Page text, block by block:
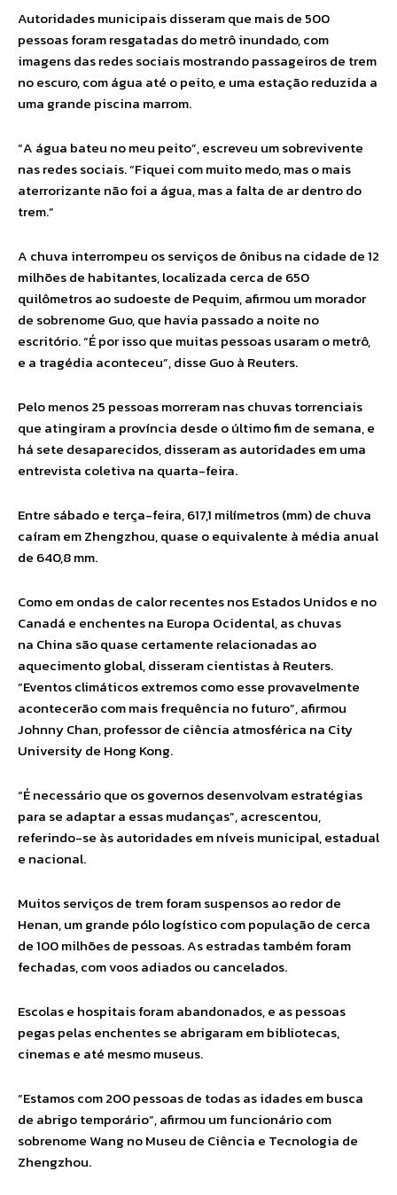
Autoridades municipais disseram que mais de 500
pessoas foram resgatadas do metrô inundado, com
imagens das redes sociais mostrando passageiros de trem
no escuro, com água até o peito, e uma estação reduzida a
uma grande piscina marrom.
“A água bateu no meu peito”, escreveu um sobrevivente
nas redes sociais. “Fiquei com muito medo, mas o mais
aterrorizante não foi a água, mas a falta de ar dentro do
trem.”
A chuva interrompeu os serviços de ônibus na cidade de 12
milhões de habitantes, localizada cerca de 650
quilômetros ao sudoeste de Pequim, afirmou um morador
de sobrenome Guo, que havia passado a noite no
escritório. “É por isso que muitas pessoas usaram o metrô,
e a tragédia aconteceu”, disse Guo à Reuters.
Pelo menos 25 pessoas morreram nas chuvas torrenciais
que atingiram a província desde o último fim de semana, e
há sete desaparecidos, disseram as autoridades em uma
entrevista coletiva na quarta-feira.
Entre sábado e terça-feira, 617,1 milímetros (mm) de chuva
caíram em Zhengzhou, quase o equivalente à média anual
de 640,8 mm.
Como em ondas de calor recentes nos Estados Unidos e no
Canadá e enchentes na Europa Ocidental, as chuvas
na China são quase certamente relacionadas ao
aquecimento global, disseram cientistas à Reuters.
“Eventos climáticos extremos como esse provavelmente
acontecerão com mais frequência no futuro”, afirmou
Johnny Chan, professor de ciência atmosférica na City
University de Hong Kong.
“É necessário que os governos desenvolvam estratégias
para se adaptar a essas mudanças”, acrescentou,
referindo-se às autoridades em níveis municipal, estadual
e nacional.
Muitos serviços de trem foram suspensos ao redor de
Henan, um grande pólo logístico com população de cerca
de 100 milhões de pessoas. As estradas também foram
fechadas, com voos adiados ou cancelados.
Escolas e hospitais foram abandonados, e as pessoas
pegas pelas enchentes se abrigaram em bibliotecas,
cinemas e até mesmo museus.
“Estamos com 200 pessoas de todas as idades em busca
de abrigo temporário”, afirmou um funcionário com
sobrenome Wang no Museu de Ciência e Tecnologia de
Zhengzhou.